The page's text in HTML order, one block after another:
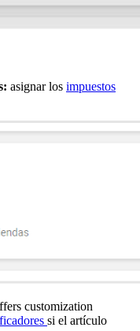
asignar los impuestos
customization
si el artículo